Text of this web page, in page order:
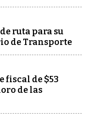
ruta para su
de Transporte
fiscal de $53
de las